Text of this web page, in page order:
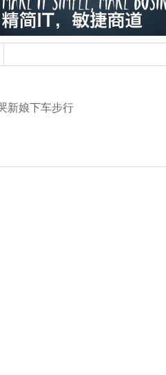
娘下车步行